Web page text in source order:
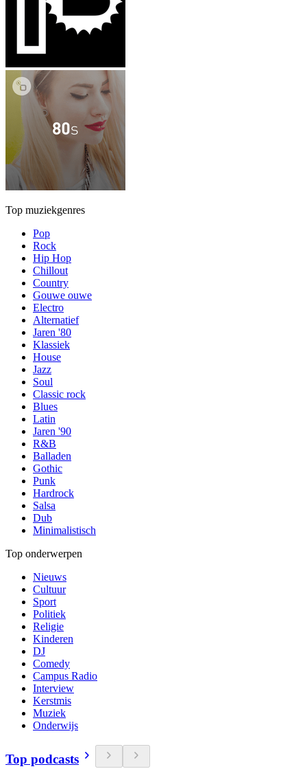
Top muziekgenres
Pop
Rock
Hip Hop
Chillout
Country
Gouwe ouwe
Electro
Alternatief
Jaren '80
Klassiek
House
Jazz
Soul
Classic rock
Blues
Latin
Jaren '90
R&B
Balladen
Gothic
Punk
Hardrock
Salsa
Dub
Minimalistisch
Top onderwerpen
Nieuws
Cultuur
Sport
Politiek
Religie
Kinderen
DJ
Comedy
Campus Radio
Interview
Kerstmis
Muziek
Onderwijs
Top podcasts